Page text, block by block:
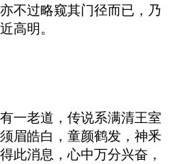
不过略窥其门径而已，乃
高明。
一老道，传说系满清王室
眉皓白，童颜鹤发，神釆
此消息，心中万分兴奋，